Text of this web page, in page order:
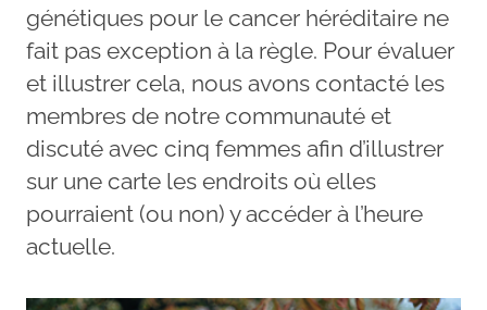
génétiques pour le cancer héréditaire ne
fait pas exception à la règle. Pour évaluer
et illustrer cela, nous avons contacté les
membres de notre communauté et
discuté avec cinq femmes afin d’illustrer
sur une carte les endroits où elles
pourraient (ou non) y accéder à l’heure
actuelle.